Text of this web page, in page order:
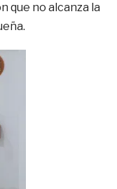
que no alcanza la